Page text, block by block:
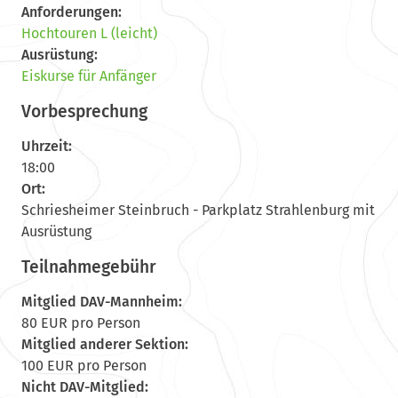
Anforderungen:
Hochtouren L (leicht)
Ausrüstung:
Eiskurse für Anfänger
Vorbesprechung
Uhrzeit:
18:00
Ort:
Schriesheimer Steinbruch - Parkplatz Strahlenburg mit
Ausrüstung
Teilnahmegebühr
Mitglied DAV-Mannheim:
80 EUR pro Person
Mitglied anderer Sektion:
100 EUR pro Person
Nicht DAV-Mitglied: